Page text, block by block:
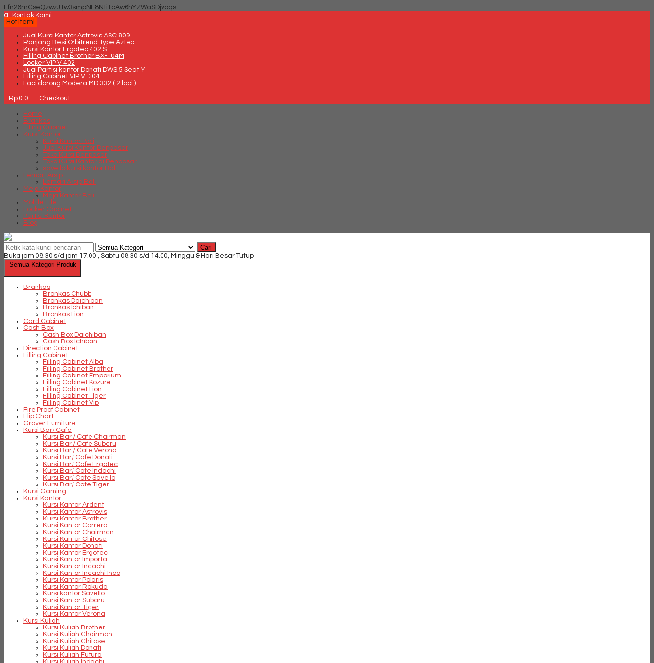
Ffn26mCseQzwzJTw3smpNE8Nti1cAw6hYZWaSDjvoqs
q
Kontak Kami
Hot Item!
Jual Kursi Kantor Astrovis ASC 809
Ranjang Besi Orbitrend Type Aztec
Kursi Kantor Ergotec 402 S
Filling Cabinet Brother BX-104M
Locker VIP V 402
Jual Partisi kantor Donati DWS 5 Seat Y
Filling Cabinet VIP V-304
Laci dorong Modera MD 332 ( 2 laci )
Rp 0 0 Checkout
Home
Brankas
Filling Cabinet
Kursi Kantor
Kursi Kantor Bali
Jual Kursi Kantor Denpasar
Toko Kursi Denpasar
Toko Kursi Kantor di Denpasar
savello kursi kantor Bali
Lemari Arsip
Lemari Arsip Bali
Meja Kantor
Meja Kantor Bali
Mobile File
Locker Cabinet
Partisi Kantor
Blog
Cari
Buka jam 08.30 s/d jam 17.00 , Sabtu 08.30 s/d 14.00, Minggu & Hari Besar Tutup
Semua Kategori Produk
Brankas
Brankas Chubb
Brankas Daichiban
Brankas Ichiban
Brankas Lion
Card Cabinet
Cash Box
Cash Box Daichiban
Cash Box Ichiban
Direction Cabinet
Filling Cabinet
Filling Cabinet Alba
Filling Cabinet Brother
Filling Cabinet Emporium
Filling Cabinet Kozure
Filling Cabinet Lion
Filling Cabinet Tiger
Filling Cabinet Vip
Fire Proof Cabinet
Flip Chart
Graver Furniture
Kursi Bar/ Cafe
Kursi Bar / Cafe Chairman
Kursi Bar / Cafe Subaru
Kursi Bar / Cafe Verona
Kursi Bar/ Cafe Donati
Kursi Bar/ Cafe Ergotec
Kursi Bar/ Cafe Indachi
Kursi Bar/ Cafe Savello
Kursi Bar/ Cafe Tiger
Kursi Gaming
Kursi Kantor
Kursi Kantor Ardent
Kursi Kantor Astrovis
Kursi Kantor Brother
Kursi Kantor Carrera
Kursi Kantor Chairman
Kursi Kantor Chitose
Kursi Kantor Donati
Kursi Kantor Ergotec
Kursi Kantor Importa
Kursi Kantor Indachi
Kursi Kantor Indachi Inco
Kursi Kantor Polaris
Kursi Kantor Rakuda
Kursi kantor Savello
Kursi Kantor Subaru
Kursi Kantor Tiger
Kursi Kantor Verona
Kursi Kuliah
Kursi Kuliah Brother
Kursi Kuliah Chairman
Kursi Kuliah Chitose
Kursi Kuliah Donati
Kursi Kuliah Futura
Kursi Kuliah Indachi